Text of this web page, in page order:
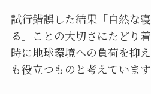
試行錯誤した結果「自然な
る」ことの大切さにたどり
時に地球環境への負荷を抑
も役立つものと考えています